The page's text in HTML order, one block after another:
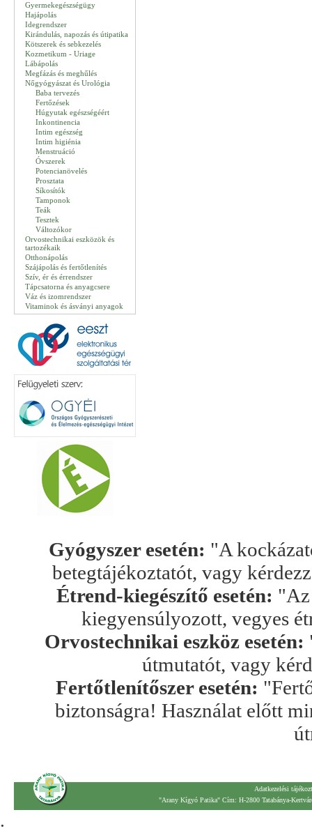
Gyermekegészségügy
Hajápolás
Idegrendszer
Kirándulás, napozás és útipatika
Kötszerek és sebkezelés
Kozmetikum - Uriage
Lábápolás
Megfázás és meghűlés
Nőgyógyászat és Urológia
Baba tervezés
Fertőzések
Húgyutak egészségéért
Inkontinencia
Intim egészség
Intim higiénia
Menstruáció
Óvszerek
Potencianövelés
Prosztata
Síkosítók
Tamponok
Teák
Tesztek
Változókor
Orvostechnikai eszközök és
tartozékaik
Otthonápolás
Szájápolás és fertőtlenítés
Szív, ér és érrendszer
Tápcsatorna és anyagcsere
Váz és izomrendszer
Vitaminok és ásványi anyagok
Gyógyszer esetén: "A
betegtájékoztatót, vagy
Étrend-kiegészítő esetén: "Az
kiegyensúlyozott, vegyes
Orvostechnikai eszköz esetén:
útmutatót, vagy
Fertőtlenítőszer esetén:
biztonságra! Használat előtt
Adatkezelési
"Arany Kígyó Patika" Cím: H-2800 Tatabánya-
.